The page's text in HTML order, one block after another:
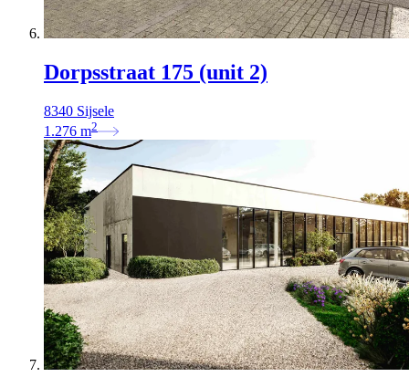
Dorpsstraat 175 (unit 2)
8340 Sijsele
1.276 m2